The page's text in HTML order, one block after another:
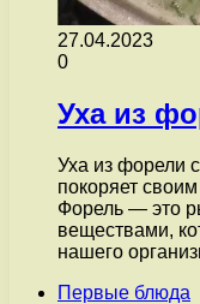
27.04.2023
0
Уха из
Уха из форели
покоряет
Форель — это
веществами,
нашего
Первые блюда